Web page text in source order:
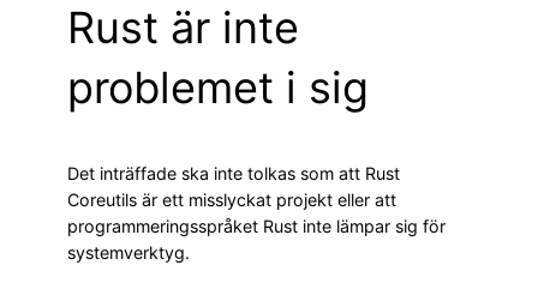
Rust är inte
problemet i sig
Det inträffade ska inte tolkas som att Rust
Coreutils är ett misslyckat projekt eller att
programmeringsspråket Rust inte lämpar sig för
systemverktyg.